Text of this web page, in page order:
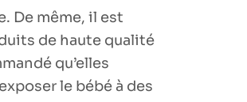
De même, il est
de haute qualité
qu’elles
le bébé à des